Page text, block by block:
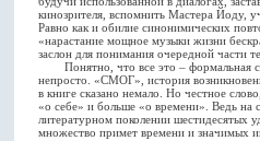
кинозрителя, вспомнить Мастера Йоду,
Равно как и обилие синонимических
«нарастание мощное музыки жизни
заслон для понимания очередной части
Понятно, что все это – формальная
непросто. «СМОГ», история
в книге сказано немало. Но честное
«о себе» и больше «о времени». Ведь на
литературном поколении шестидесятых
множество примет времени и значимых